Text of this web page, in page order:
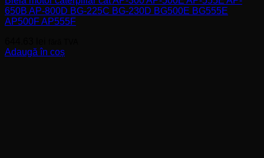
650B AP-800D BG-225C BG-230D BG500E BG555E
AP500F AP555F
Adaugă în coș